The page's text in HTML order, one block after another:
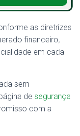
as diretrizes
financeiro,
em cada
sem
de segurança
com a